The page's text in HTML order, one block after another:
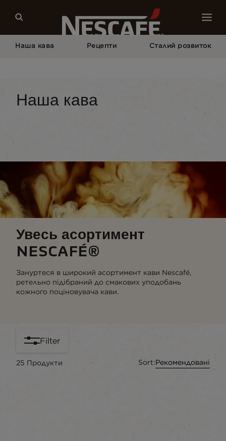
Наша кава Рецепти Сталий розвиток
Наша кава
Увесь асортимент
NESCAFÉ®
Зануртеся в широкий асортимент кави Nescafé,
ретельно підібраний до смакових уподобань
кожного поціновувача кави.
Filter
25 Продукти Sort:Рекомендовані